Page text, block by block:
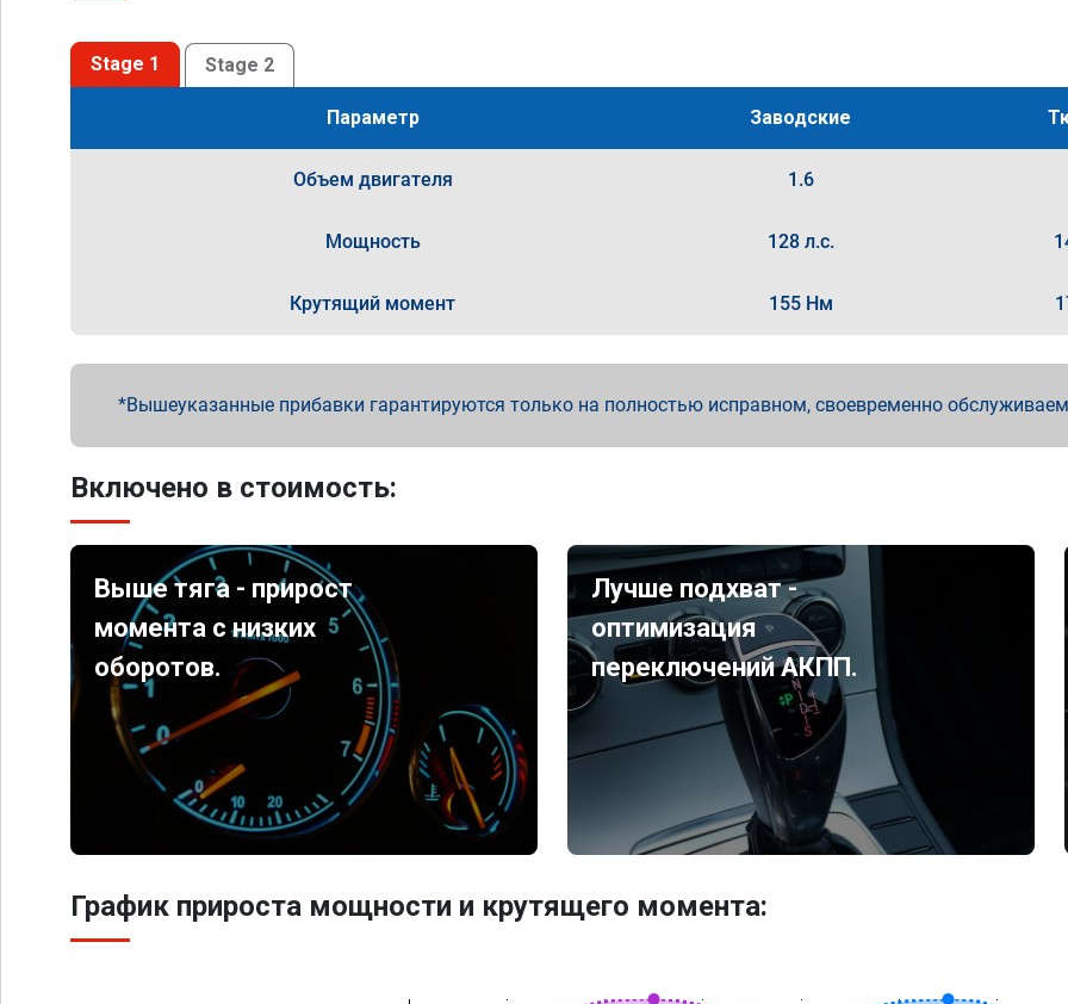
Stage 1 Stage 2
Параметр Заводские
Объем двигателя 1.6
Мощность 128 л.с.
Крутящий момент 155 Нм
Вышеуказанные прибавки гарантируются только на полностью исправном, своевременно
Включено в стоимость:
Выше тяга - прирост
момента с низких
оборотов.
Лучше подхват -
оптимизация
переключений АКПП.
График прироста мощности и крутящего момента: